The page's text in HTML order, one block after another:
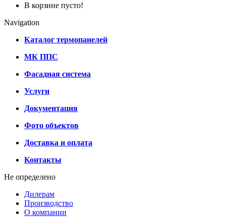
В корзине пусто!
Navigation
Каталог термопанелей
МК ППС
Фасадная система
Услуги
Документация
Фото объектов
Доставка и оплата
Контакты
Не определено
Дилерам
Производство
О компании